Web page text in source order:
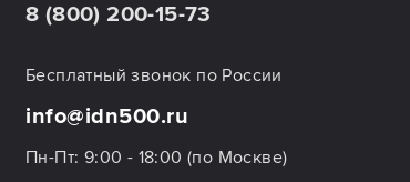
8 (800) 200-15-73
Бесплатный звонок по России
info@idn500.ru
Пн-Пт: 9:00 - 18:00 (по Москве)